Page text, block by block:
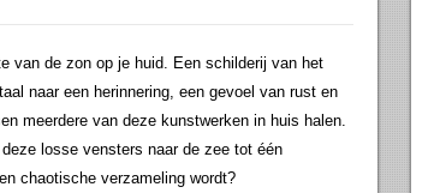
van de zon op je huid. Een schilderij van het
naar een herinnering, een gevoel van rust en
meerdere van deze kunstwerken in huis halen.
losse vensters naar de zee tot één
chaotische verzameling wordt?